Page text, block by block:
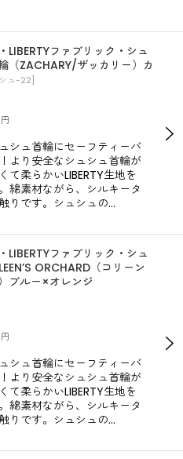
LIBERTYファブリック・シュ
（ZACHARY/ザッカリー）カ
ュ-22]
円
シュ首輪にセーフティーバ
より安全なシュシュ首輪が
て柔らかいLIBERTY生地を
綿素材ながら、シルキータ
りです。シュシュの…
LIBERTYファブリック・シュ
ORCHARD（コリーン
ブルー×オレンジ
円
シュ首輪にセーフティーバ
より安全なシュシュ首輪が
て柔らかいLIBERTY生地を
綿素材ながら、シルキータ
りです。シュシュの…